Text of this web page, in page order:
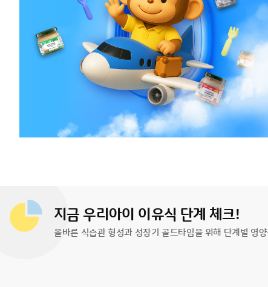
지금 우리아이 이유식 단계 체크!
올바른 식습관 형성과 성장기 골드타임을 위해 단계별 영양